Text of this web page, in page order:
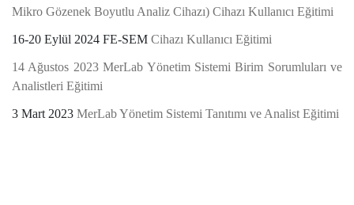
Mikro Gözenek Boyutlu Analiz Cihazı) Cihazı Kullanıcı Eğitimi
16-20 Eylül 2024 FE-SEM Cihazı Kullanıcı Eğitimi
14 Ağustos 2023 MerLab Yönetim Sistemi Birim Sorumluları ve
Analistleri Eğitimi
3 Mart 2023 MerLab Yönetim Sistemi Tanıtımı ve Analist Eğitimi